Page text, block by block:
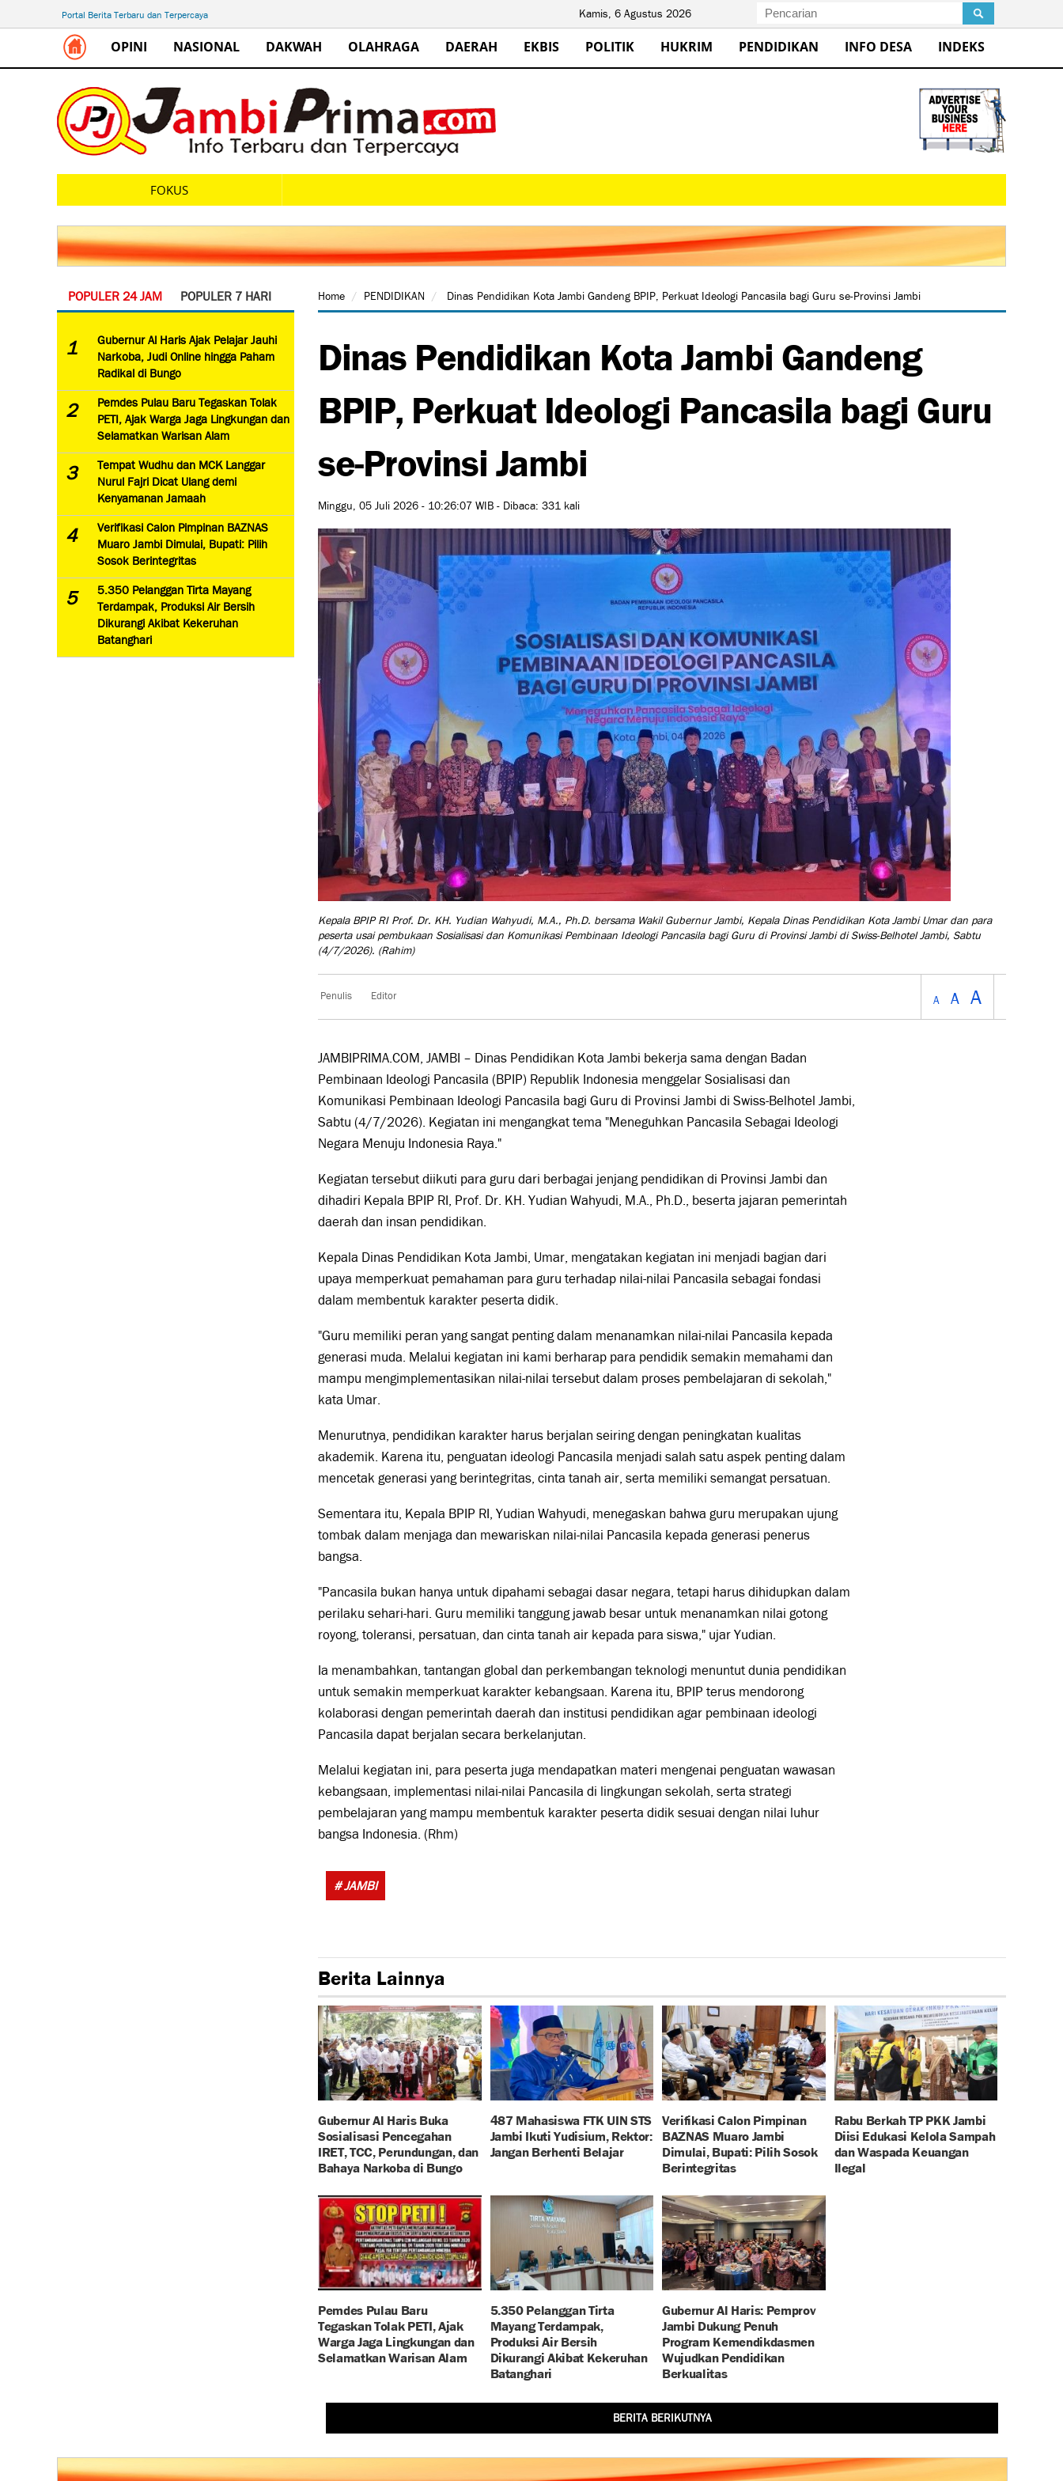
Portal Berita Terbaru dan Terpercaya Kamis, 6 Agustus 2026
OPINI NASIONAL DAKWAH OLAHRAGA DAERAH EKBIS POLITIK HUKRIM PENDIDIKAN INFO DESA INDEKS
FOKUS
POPULER 24 JAM POPULER 7 HARI
1
Gubernur Al Haris Ajak Pelajar Jauhi
Narkoba, Judi Online hingga Paham
Radikal di Bungo
2
Pemdes Pulau Baru Tegaskan Tolak
PETI, Ajak Warga Jaga Lingkungan dan
Selamatkan Warisan Alam
3
Tempat Wudhu dan MCK Langgar
Nurul Fajri Dicat Ulang demi
Kenyamanan Jamaah
4
Verifikasi Calon Pimpinan BAZNAS
Muaro Jambi Dimulai, Bupati: Pilih
Sosok Berintegritas
5
5.350 Pelanggan Tirta Mayang
Terdampak, Produksi Air Bersih
Dikurangi Akibat Kekeruhan
Batanghari
Home PENDIDIKAN Dinas Pendidikan Kota Jambi Gandeng BPIP, Perkuat Ideologi Pancasila bagi Guru se-Provinsi Jambi
Dinas Pendidikan Kota Jambi Gandeng
BPIP, Perkuat Ideologi Pancasila bagi Guru
se-Provinsi Jambi
Minggu, 05 Juli 2026 - 10:26:07 WIB - Dibaca: 331 kali
Kepala BPIP RI Prof. Dr. KH. Yudian Wahyudi, M.A., Ph.D. bersama Wakil Gubernur Jambi, Kepala Dinas Pendidikan Kota Jambi Umar dan para
peserta usai pembukaan Sosialisasi dan Komunikasi Pembinaan Ideologi Pancasila bagi Guru di Provinsi Jambi di Swiss-Belhotel Jambi, Sabtu
(4/7/2026). (Rahim)
Penulis Editor A A A
JAMBIPRIMA.COM, JAMBI – Dinas Pendidikan Kota Jambi bekerja sama dengan Badan
Pembinaan Ideologi Pancasila (BPIP) Republik Indonesia menggelar Sosialisasi dan
Komunikasi Pembinaan Ideologi Pancasila bagi Guru di Provinsi Jambi di Swiss-Belhotel Jambi,
Sabtu (4/7/2026). Kegiatan ini mengangkat tema "Meneguhkan Pancasila Sebagai Ideologi
Negara Menuju Indonesia Raya."
Kegiatan tersebut diikuti para guru dari berbagai jenjang pendidikan di Provinsi Jambi dan
dihadiri Kepala BPIP RI, Prof. Dr. KH. Yudian Wahyudi, M.A., Ph.D., beserta jajaran pemerintah
daerah dan insan pendidikan.
Kepala Dinas Pendidikan Kota Jambi, Umar, mengatakan kegiatan ini menjadi bagian dari
upaya memperkuat pemahaman para guru terhadap nilai-nilai Pancasila sebagai fondasi
dalam membentuk karakter peserta didik.
"Guru memiliki peran yang sangat penting dalam menanamkan nilai-nilai Pancasila kepada
generasi muda. Melalui kegiatan ini kami berharap para pendidik semakin memahami dan
mampu mengimplementasikan nilai-nilai tersebut dalam proses pembelajaran di sekolah,"
kata Umar.
Menurutnya, pendidikan karakter harus berjalan seiring dengan peningkatan kualitas
akademik. Karena itu, penguatan ideologi Pancasila menjadi salah satu aspek penting dalam
mencetak generasi yang berintegritas, cinta tanah air, serta memiliki semangat persatuan.
Sementara itu, Kepala BPIP RI, Yudian Wahyudi, menegaskan bahwa guru merupakan ujung
tombak dalam menjaga dan mewariskan nilai-nilai Pancasila kepada generasi penerus
bangsa.
"Pancasila bukan hanya untuk dipahami sebagai dasar negara, tetapi harus dihidupkan dalam
perilaku sehari-hari. Guru memiliki tanggung jawab besar untuk menanamkan nilai gotong
royong, toleransi, persatuan, dan cinta tanah air kepada para siswa," ujar Yudian.
Ia menambahkan, tantangan global dan perkembangan teknologi menuntut dunia pendidikan
untuk semakin memperkuat karakter kebangsaan. Karena itu, BPIP terus mendorong
kolaborasi dengan pemerintah daerah dan institusi pendidikan agar pembinaan ideologi
Pancasila dapat berjalan secara berkelanjutan.
Melalui kegiatan ini, para peserta juga mendapatkan materi mengenai penguatan wawasan
kebangsaan, implementasi nilai-nilai Pancasila di lingkungan sekolah, serta strategi
pembelajaran yang mampu membentuk karakter peserta didik sesuai dengan nilai luhur
bangsa Indonesia. (Rhm)
# JAMBI
Berita Lainnya
Gubernur Al Haris Buka
Sosialisasi Pencegahan
IRET, TCC, Perundungan, dan
Bahaya Narkoba di Bungo
487 Mahasiswa FTK UIN STS
Jambi Ikuti Yudisium, Rektor:
Jangan Berhenti Belajar
Verifikasi Calon Pimpinan
BAZNAS Muaro Jambi
Dimulai, Bupati: Pilih Sosok
Berintegritas
Rabu Berkah TP PKK Jambi
Diisi Edukasi Kelola Sampah
dan Waspada Keuangan
Ilegal
Pemdes Pulau Baru
Tegaskan Tolak PETI, Ajak
Warga Jaga Lingkungan dan
Selamatkan Warisan Alam
5.350 Pelanggan Tirta
Mayang Terdampak,
Produksi Air Bersih
Dikurangi Akibat Kekeruhan
Batanghari
Gubernur Al Haris: Pemprov
Jambi Dukung Penuh
Program Kemendikdasmen
Wujudkan Pendidikan
Berkualitas
BERITA BERIKUTNYA